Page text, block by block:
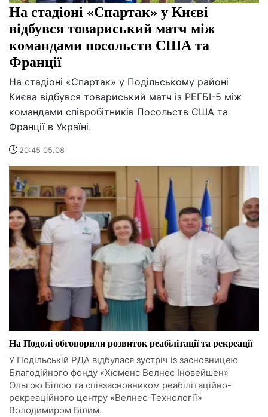
На стадіоні «Спартак» у Києві
відбувся товариський матч між
командами посольств США та
Франції
На стадіоні «Спартак» у Подільському районі
Києва відбувся товариський матч із РЕГБІ-5 між
командами співробітників Посольств США та
Франції в Україні.
20:45 05.08
На Подолі обговорили розвиток реабілітації та рекреації
У Подільській РДА відбулася зустріч із засновницею
Благодійного фонду «Хюменс Велнес Іновейшен»
Ольгою Білою та співзасновником реабілітаційно-
рекреаційного центру «Велнес-Технології»
Володимиром Білим.